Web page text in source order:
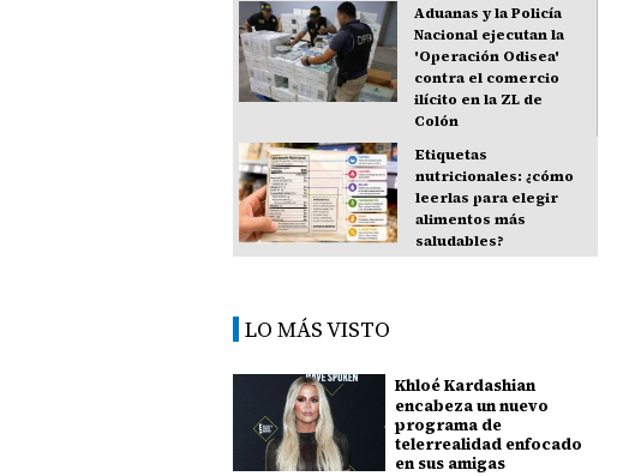
Aduanas y la Policía
Nacional ejecutan la
'Operación Odisea'
contra el comercio
ilícito en la ZL de
Colón
Etiquetas
nutricionales: ¿cómo
leerlas para elegir
alimentos más
saludables?
LO MÁS VISTO
Khloé Kardashian
encabeza un nuevo
programa de
telerrealidad enfocado
en sus amigas